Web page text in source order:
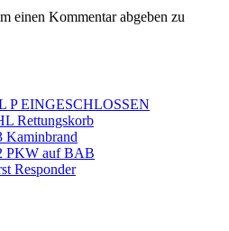
einen Kommentar abgeben zu
P EINGESCHLOSSEN
Rettungskorb
Kaminbrand
PKW auf BAB
Responder